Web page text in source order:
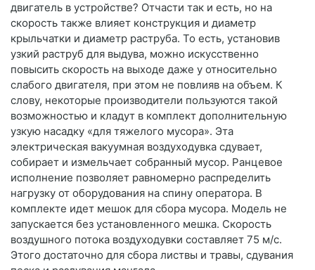
двигатель в устройстве? Отчасти так и есть, но на
скорость также влияет конструкция и диаметр
крыльчатки и диаметр раструба. То есть, установив
узкий раструб для выдува, можно искусственно
повысить скорость на выходе даже у относительно
слабого двигателя, при этом не повлияв на объем. К
слову, некоторые производители пользуются такой
возможностью и кладут в комплект дополнительную
узкую насадку «для тяжелого мусора». Эта
электрическая вакуумная воздуходувка сдувает,
собирает и измельчает собранный мусор. Ранцевое
исполнение позволяет равномерно распределить
нагрузку от оборудования на спину оператора. В
комплекте идет мешок для сбора мусора. Модель не
запускается без установленного мешка. Скорость
воздушного потока воздуходувки составляет 75 м/с.
Этого достаточно для сбора листвы и травы, сдувания